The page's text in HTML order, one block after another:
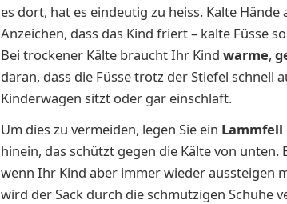
es dort, hat es eindeutig zu heiss. Kalte
Anzeichen, dass das Kind friert – kalte Füsse
Bei tro­cke­ner Käl­te braucht Ihr Kind war­me,
daran, dass die Füsse trotz der Stiefel schnell
Kinderwagen sitzt oder gar einschläft.
Um dies zu vermeiden, legen Sie ein Lammfell
hinein, das schützt gegen die Kälte von unten.
wenn Ihr Kind aber immer wieder aussteigen
wird der Sack durch die schmutzigen Schuhe